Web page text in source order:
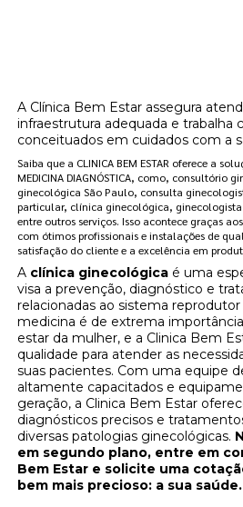
A Clínica Bem Estar assegura
infraestrutura adequada e trabalha
conceituados em cuidados com a
Saiba que a CLINICA BEM ESTAR oferece a
MEDICINA DIAGNÓSTICA, como, consultório
ginecológica São Paulo, consulta
particular, clínica ginecológica,
entre outros serviços. Isso acontece graças
com ótimos profissionais e instalações de
satisfação do cliente e a excelência em
A clínica ginecológica é uma
visa a prevenção, diagnóstico e
relacionadas ao sistema
medicina é de extrema
estar da mulher, e a Clinica Bem
qualidade para atender as
suas pacientes. Com uma equipe
altamente capacitados e
geração, a Clinica Bem Estar
diagnósticos precisos e
diversas patologias ginecológicas.
em segundo plano, entre em
Bem Estar e solicite uma
bem mais precioso: a sua saúde.